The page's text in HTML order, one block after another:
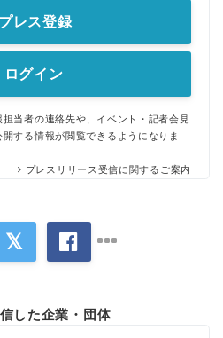
プレス登録
ログイン
当者の連絡先や、イベント・記者会見
する情報が閲覧できるようになりま
プレスリリース受信に関するご案内
した企業・団体